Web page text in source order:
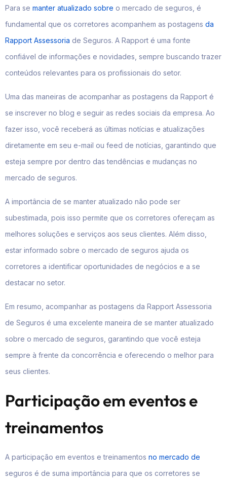
Para se manter atualizado sobre o mercado de seguros, é
fundamental que os corretores acompanhem as postagens da
Rapport Assessoria de Seguros. A Rapport é uma fonte
confiável de informações e novidades, sempre buscando trazer
conteúdos relevantes para os profissionais do setor.
Uma das maneiras de acompanhar as postagens da Rapport é
se inscrever no blog e seguir as redes sociais da empresa. Ao
fazer isso, você receberá as últimas notícias e atualizações
diretamente em seu e-mail ou feed de notícias, garantindo que
esteja sempre por dentro das tendências e mudanças no
mercado de seguros.
A importância de se manter atualizado não pode ser
subestimada, pois isso permite que os corretores ofereçam as
melhores soluções e serviços aos seus clientes. Além disso,
estar informado sobre o mercado de seguros ajuda os
corretores a identificar oportunidades de negócios e a se
destacar no setor.
Em resumo, acompanhar as postagens da Rapport Assessoria
de Seguros é uma excelente maneira de se manter atualizado
sobre o mercado de seguros, garantindo que você esteja
sempre à frente da concorrência e oferecendo o melhor para
seus clientes.
Participação em eventos e
treinamentos
A participação em eventos e treinamentos no mercado de
seguros é de suma importância para que os corretores se